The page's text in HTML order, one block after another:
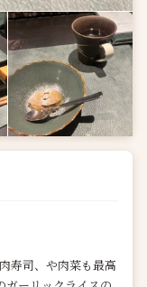
寿司、や肉菜も最高